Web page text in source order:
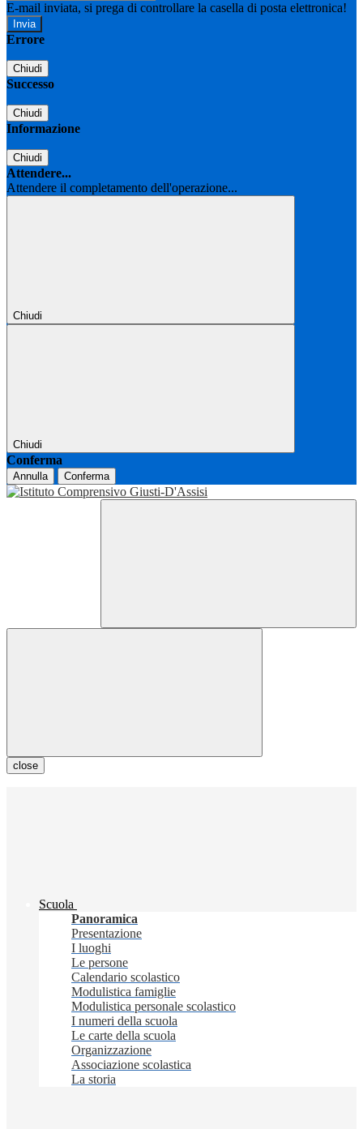
E-mail inviata, si prega di controllare la casella di posta elettronica!
Errore
Chiudi
Successo
Chiudi
Informazione
Chiudi
Attendere...
Attendere il completamento dell'operazione...
Chiudi
Chiudi
Conferma
Annulla Conferma
close
Scuola
Panoramica
Presentazione
I luoghi
Le persone
Calendario scolastico
Modulistica famiglie
Modulistica personale scolastico
I numeri della scuola
Le carte della scuola
Organizzazione
Associazione scolastica
La storia